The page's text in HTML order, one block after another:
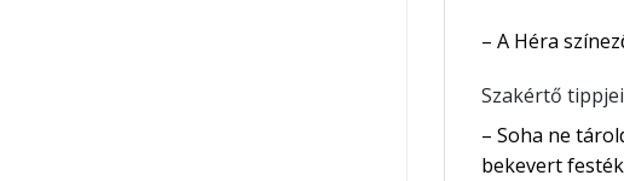
– A Héra
Szakértő
– Soha ne
bekevert